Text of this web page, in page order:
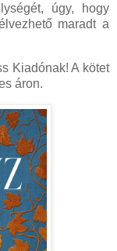
úgy, hogy
maradt a
Kiadónak! A kötet
áron.